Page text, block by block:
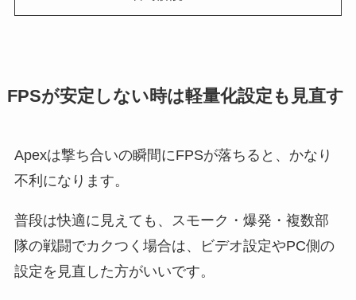
FPSが安定しない時は軽量化設定も見直す
Apexは撃ち合いの瞬間にFPSが落ちると、かなり
不利になります。
普段は快適に見えても、スモーク・爆発・複数部
隊の戦闘でカクつく場合は、ビデオ設定やPC側の
設定を見直した方がいいです。